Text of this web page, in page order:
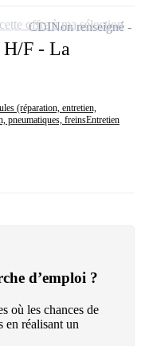
F - La
(réparation, entretien,
pneumatiques, freinsEntretien
CDINon renseigné
offre à ma sélection
d’emploi ?
où les chances de
en réalisant un